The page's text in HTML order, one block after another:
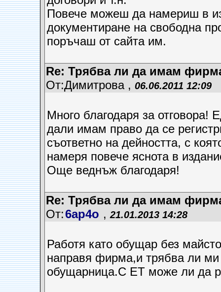
Повече можеш да намериш в
документиране на свободна
поръчаш от сайта им.
Re: Трябва ли да имам
От:Димитрова , 06.06.2011 12:09
Много благодаря за отговора!
дали имам право да се
съответно на дейността, с
намеря повече яснота в
Още веднъж благодаря!
Re: Трябва ли да имам
От:6ap4o , 21.01.2013 14:28
Работя като обущар без
направя фирма,и трябва ли ми
обущарница.С ЕТ може ли да